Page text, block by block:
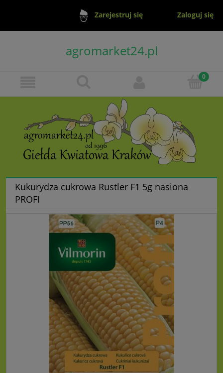
Zarejestruj się Zaloguj się
agromarket24.pl
Kukurydza cukrowa Rustler F1 5g nasiona
PROFI